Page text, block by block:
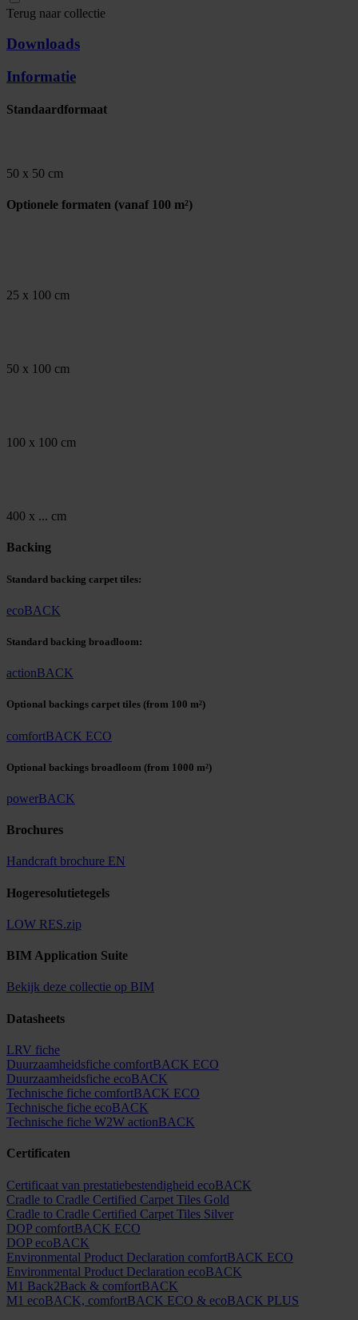
Terug naar collectie
Downloads
Informatie
Standaardformaat
50 x 50 cm
Optionele formaten (vanaf 100 m²)
25 x 100 cm
50 x 100 cm
100 x 100 cm
400 x ... cm
Backing
Standard backing carpet tiles:
ecoBACK
Standard backing broadloom:
actionBACK
Optional backings carpet tiles (from 100 m²)
comfortBACK ECO
Optional backings broadloom (from 1000 m²)
powerBACK
Brochures
Handcraft brochure EN
Hogeresolutietegels
LOW RES.zip
BIM Application Suite
Bekijk deze collectie op BIM
Datasheets
LRV fiche
Duurzaamheidsfiche comfortBACK ECO
Duurzaamheidsfiche ecoBACK
Technische fiche comfortBACK ECO
Technische fiche ecoBACK
Technische fiche W2W actionBACK
Certificaten
Certificaat van prestatiebestendigheid ecoBACK
Cradle to Cradle Certified Carpet Tiles Gold
Cradle to Cradle Certified Carpet Tiles Silver
DOP comfortBACK ECO
DOP ecoBACK
Environmental Product Declaration comfortBACK ECO
Environmental Product Declaration ecoBACK
M1 Back2Back & comfortBACK
M1 ecoBACK, comfortBACK ECO & ecoBACK PLUS